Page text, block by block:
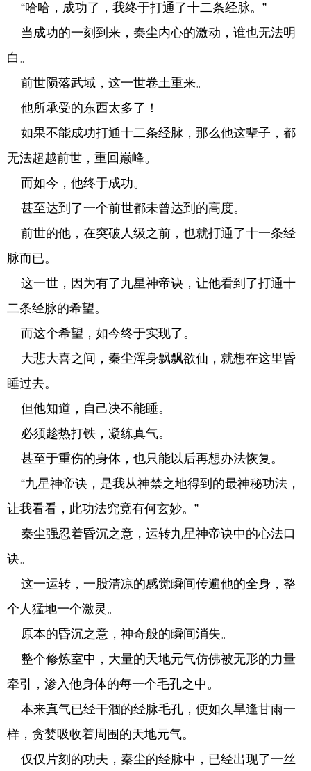
“哈哈，成功了，我终于打通了十二条经脉。”
当成功的一刻到来，秦尘内心的激动，谁也无法明
白。
前世陨落武域，这一世卷土重来。
他所承受的东西太多了！
如果不能成功打通十二条经脉，那么他这辈子，都
无法超越前世，重回巅峰。
而如今，他终于成功。
甚至达到了一个前世都未曾达到的高度。
前世的他，在突破人级之前，也就打通了十一条经
脉而已。
这一世，因为有了九星神帝诀，让他看到了打通十
二条经脉的希望。
而这个希望，如今终于实现了。
大悲大喜之间，秦尘浑身飘飘欲仙，就想在这里昏
睡过去。
但他知道，自己决不能睡。
必须趁热打铁，凝练真气。
甚至于重伤的身体，也只能以后再想办法恢复。
“九星神帝诀，是我从神禁之地得到的最神秘功法，
让我看看，此功法究竟有何玄妙。”
秦尘强忍着昏沉之意，运转九星神帝诀中的心法口
诀。
这一运转，一股清凉的感觉瞬间传遍他的全身，整
个人猛地一个激灵。
原本的昏沉之意，神奇般的瞬间消失。
整个修炼室中，大量的天地元气仿佛被无形的力量
牵引，渗入他身体的每一个毛孔之中。
本来真气已经干涸的经脉毛孔，便如久旱逢甘雨一
样，贪婪吸收着周围的天地元气。
仅仅片刻的功夫，秦尘的经脉中，已经出现了一丝